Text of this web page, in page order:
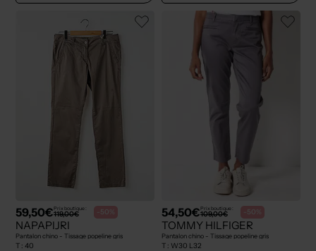
59,50€Prix boutique :
119,00€ -50%
NAPAPIJRI
Pantalon chino - Tissage popeline gris
T : 40
54,50€Prix boutique :
109,00€ -50%
TOMMY HILFIGER
Pantalon chino - Tissage popeline gris
T : W30 L32